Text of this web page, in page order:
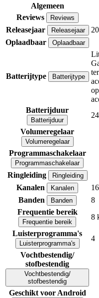
Algemeen
Reviews
Reviews
Releasejaar Releasejaar
Oplaadbaar
Oplaadbaar
Batterijtype Batterijtype
Batterijduur
Batterijduur
Volumeregelaar
Volumeregelaar
Programmaschakelaar
Programmaschakelaar
Ringleiding Ringleiding
Kanalen Kanalen 16
Banden
Banden 8
Frequentie bereik
Frequentie bereik
8
Luisterprogramma's
Luisterprogramma's
4
Vochtbestendig/
stofbestendig
Vochtbestendig/
stofbestendig
Geschikt voor Android